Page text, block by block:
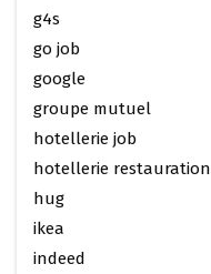
g4s
go job
google
groupe mutuel
hotellerie job
hotellerie restauration
hug
ikea
indeed